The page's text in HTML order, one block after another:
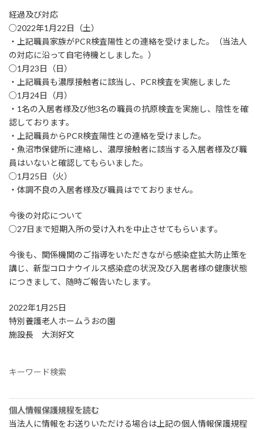
経過及び対応
○2022年1月22日（土）
・上記職員家族がPCR検査陽性との連絡を受けました。（当法人
の対応に沿って自宅待機としました。）
○1月23日（日）
・上記職員も濃厚接触者に該当し、PCR検査を実施しました
○1月24日（月）
・1名の入居者様及び他3名の職員の抗原検査を実施し、陰性を確
認しております。
・上記職員からPCR検査陽性との連絡を受けました。
・魚沼市保健所に連絡し、濃厚接触者に該当する入居者様及び職
員はいないと確認してもらいました。
○1月25日（火）
・体調不良の入居者様及び職員はでておりません。
今後の対応について
○27日まで短期入所の受け入れを中止させてもらいます。
今後も、関係機関のご指導をいただきながら感染症拡大防止策を
講じ、新型コロナウイルス感染症の状況及び入居者様の健康状態
につきまして、随時ご報告いたします。
2022年1月25日
特別養護老人ホームうおの園
施設長 大渕好文
キーワード検索
個人情報保護規程を読む
当法人に情報をお送りいただける場合は上記の個人情報保護規程